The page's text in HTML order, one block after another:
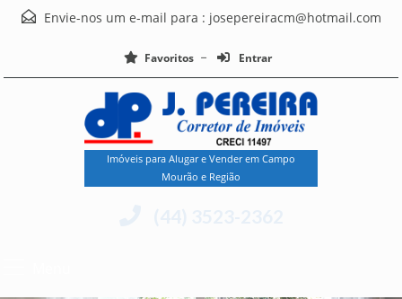
Envie-nos um e-mail para : josepereiracm@hotmail.com
Favoritos Entrar
Imóveis para Alugar e Vender em Campo
Mourão e Região